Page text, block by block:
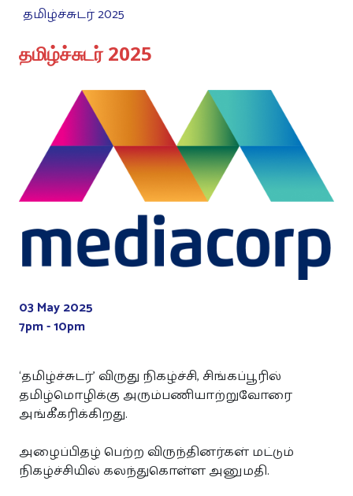
தமிழ்ச்சுடர் 2025
தமிழ்ச்சுடர் 2025
03 May 2025
7pm - 10pm
‘தமிழ்ச்சுடர்’ விருது நிகழ்ச்சி, சிங்கப்பூரில்
தமிழ்மொழிக்கு அரும்பணியாற்றுவோரை
அங்கீகரிக்கிறது.
அழைப்பிதழ் பெற்ற விருந்தினர்கள் மட்டும்
நிகழ்ச்சியில் கலந்துகொள்ள அனுமதி.